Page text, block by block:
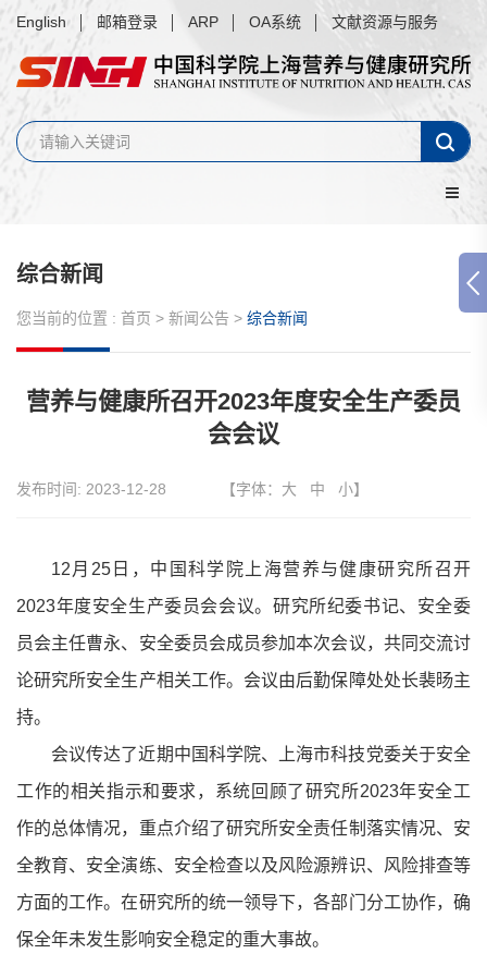
English 邮箱登录 ARP OA系统 文献资源与服务
综合新闻
您当前的位置 : 首页 > 新闻公告 > 综合新闻
营养与健康所召开2023年度安全生产委员
会会议
发布时间: 2023-12-28 【字体： 大 中 小】
12月25日，中国科学院上海营养与健康研究所召开
2023年度安全生产委员会会议。研究所纪委书记、安全委
员会主任曹永、安全委员会成员参加本次会议，共同交流讨
论研究所安全生产相关工作。会议由后勤保障处处长裴旸主
持。
会议传达了近期中国科学院、上海市科技党委关于安全
工作的相关指示和要求，系统回顾了研究所2023年安全工
作的总体情况，重点介绍了研究所安全责任制落实情况、安
全教育、安全演练、安全检查以及风险源辨识、风险排查等
方面的工作。在研究所的统一领导下，各部门分工协作，确
保全年未发生影响安全稳定的重大事故。